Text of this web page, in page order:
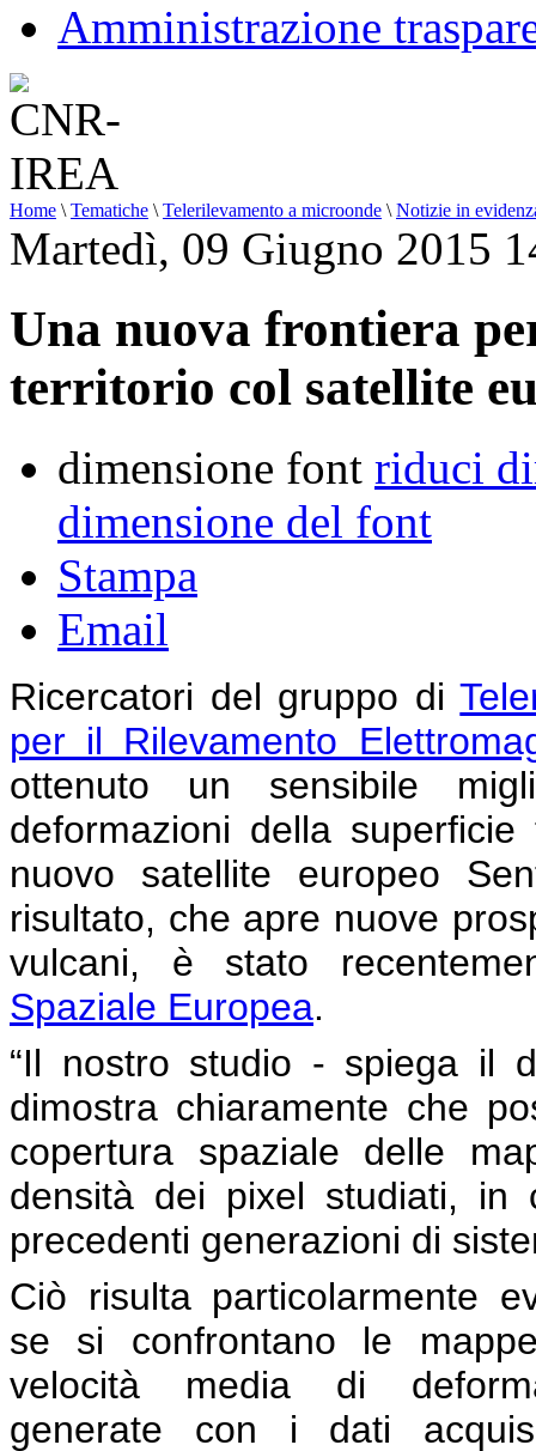
Amministrazione
Home \ Tematiche \ Telerilevamento a microonde \ Notizie in
Martedì, 09 Giugno 2015
Una nuova frontiera
territorio col satellite
dimensione font riduci
dimensione del font
Stampa
Email
Ricercatori del gruppo di
per il Rilevamento
ottenuto un sensibile
deformazioni della
nuovo satellite europeo
risultato, che apre nuove
vulcani, è stato
Spaziale Europea.
“Il nostro studio - spiega il
dimostra chiaramente che
copertura spaziale delle
densità dei pixel studiati, in
precedenti generazioni di
Ciò risulta particolarmente
se si confrontano le
velocità media di
generate con i dati